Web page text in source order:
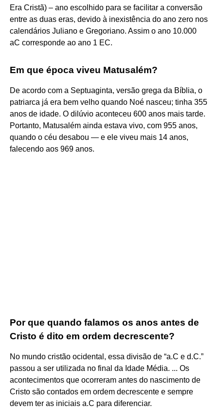
Era Cristã) – ano escolhido para se facilitar a conversão
entre as duas eras, devido à inexistência do ano zero nos
calendários Juliano e Gregoriano. Assim o ano 10.000
aC corresponde ao ano 1 EC.
Em que época viveu Matusalém?
De acordo com a Septuaginta, versão grega da Bíblia, o
patriarca já era bem velho quando Noé nasceu; tinha 355
anos de idade. O dilúvio aconteceu 600 anos mais tarde.
Portanto, Matusalém ainda estava vivo, com 955 anos,
quando o céu desabou — e ele viveu mais 14 anos,
falecendo aos 969 anos.
Por que quando falamos os anos antes de
Cristo é dito em ordem decrescente?
No mundo cristão ocidental, essa divisão de “a.C e d.C.”
passou a ser utilizada no final da Idade Média. ... Os
acontecimentos que ocorreram antes do nascimento de
Cristo são contados em ordem decrescente e sempre
devem ter as iniciais a.C para diferenciar.